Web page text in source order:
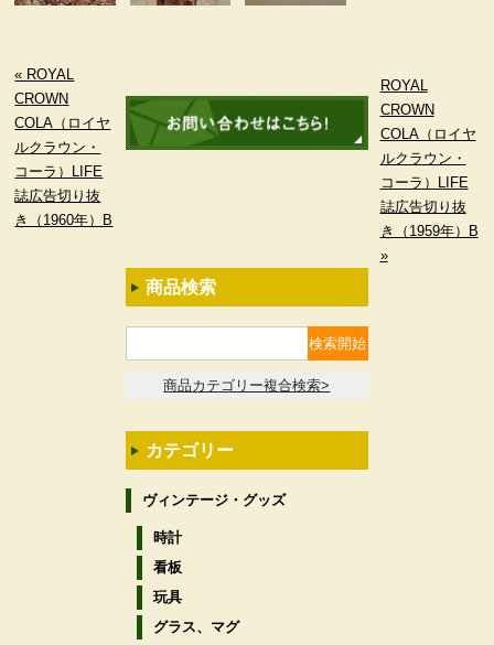
« ROYAL
CROWN
COLA（ロイヤ
ルクラウン・
コーラ）LIFE
誌広告切り抜
き（1960年）B
ROYAL
CROWN
COLA（ロイヤ
ルクラウン・
コーラ）LIFE
誌広告切り抜
き（1959年）B
»
商品検索
商品カテゴリー複合検索>
カテゴリー
ヴィンテージ・グッズ
時計
看板
玩具
グラス、マグ